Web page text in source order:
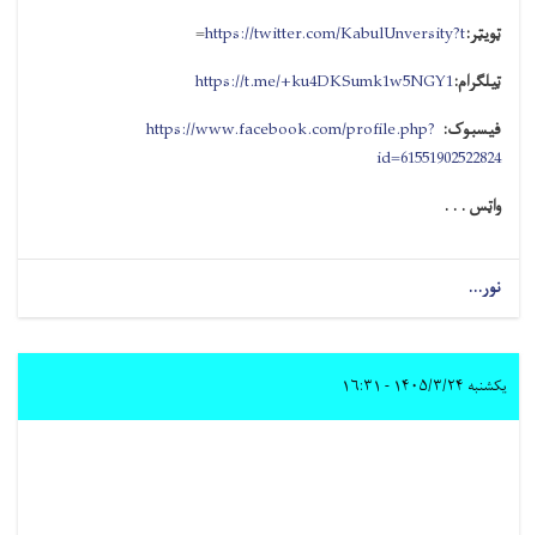
ټویټر:https://twitter.com/KabulUnversity?t
=
ټیلګرام:https://t.me/+ku4DKSumk1w5NGY1
فیسبوک: https://www.facebook.com/profile.php?
id=61551902522824
واټس . . .
نور...
یکشنبه ۱۴۰۵/۳/۲۴ - ۱۶:۳۱